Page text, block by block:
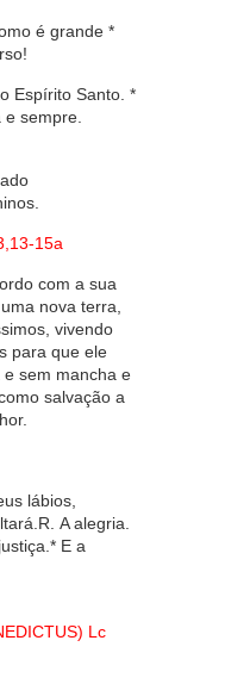
é grande *
Espírito Santo. *
sempre.
15a
com a sua
nova terra,
vivendo
para que ele
sem mancha e
salvação a
lábios,
A alegria.
E a
Lc